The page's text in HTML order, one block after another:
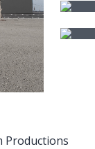
Productions